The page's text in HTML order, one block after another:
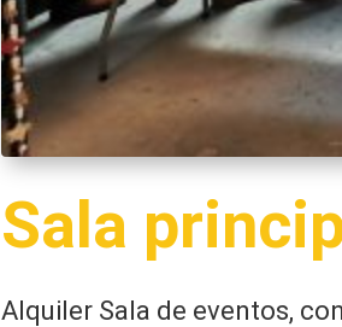
Sala
Alquiler Sala de eventos,